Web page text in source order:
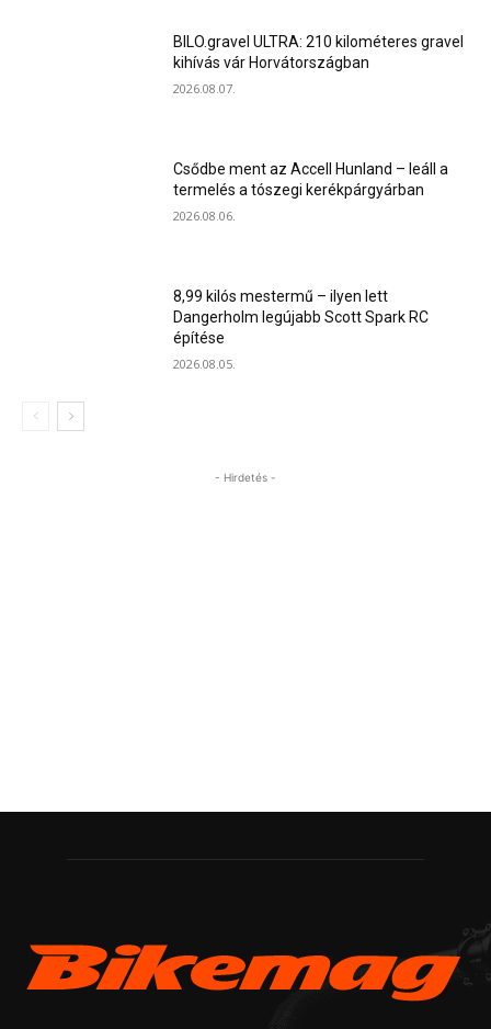
BILO.gravel ULTRA: 210 kilométeres gravel
kihívás vár Horvátországban
2026.08.07.
Csődbe ment az Accell Hunland – leáll a
termelés a tószegi kerékpárgyárban
2026.08.06.
8,99 kilós mestermű – ilyen lett
Dangerholm legújabb Scott Spark RC
építése
2026.08.05.
- Hirdetés -